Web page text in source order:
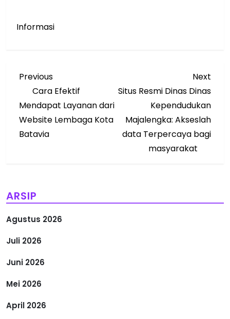
Informasi
N
a
v
a
s
i
p
o
s
Previous
Post
Previous
Cara Efektif
Mendapat Layanan dari
Website Lembaga Kota
Batavia
Post
Next
Situs Resmi Dinas Dinas
Kependudukan
Majalengka: Akseslah
data Terpercaya bagi
masyarakat
ARSIP
Agustus 2026
Juli 2026
Juni 2026
Mei 2026
April 2026